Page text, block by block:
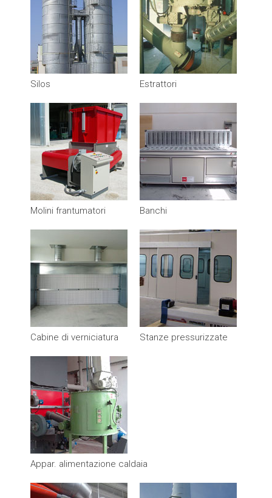
Silos Estrattori
Molini frantumatori Banchi
Cabine di verniciatura Stanze pressurizzate
Appar. alimentazione caldaia